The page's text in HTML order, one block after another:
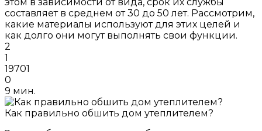
составляет в среднем от 30 до 50 лет. Рассмотрим,
какие материалы используют для этих целей и
как долго они могут выполнять свои функции.
2
1
19701
0
9 мин.
Как правильно обшить дом утеплителем?